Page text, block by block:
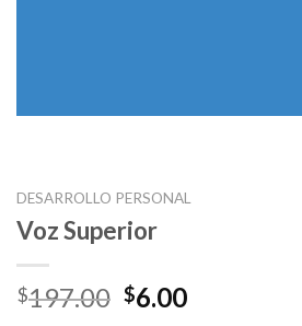
DESARROLLO PERSONAL
Voz Superior
$197.00 Original
$6.00Current